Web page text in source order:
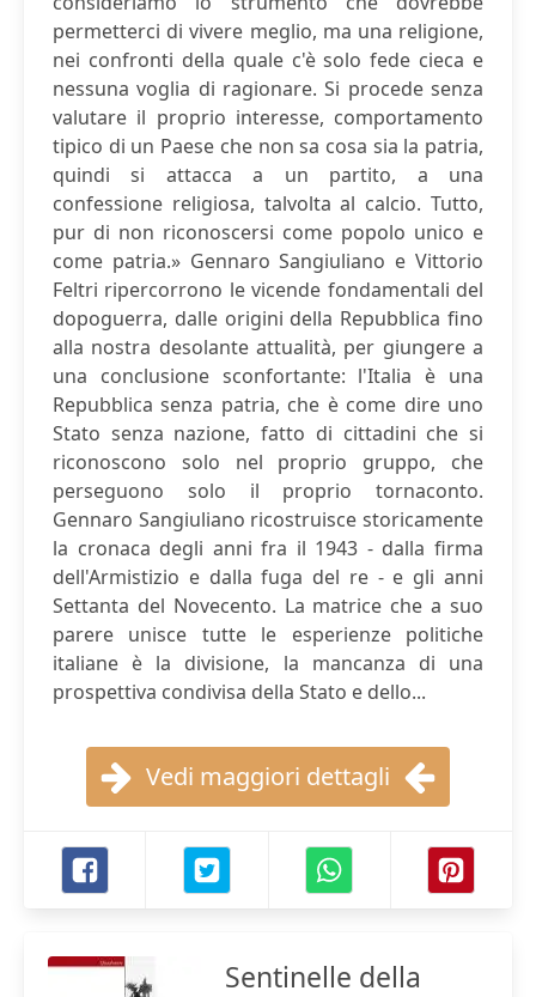
permetterci di vivere meglio, ma una religione,
nei confronti della quale c'è solo fede cieca e
nessuna voglia di ragionare. Si procede senza
valutare il proprio interesse, comportamento
tipico di un Paese che non sa cosa sia la patria,
quindi si attacca a un partito, a una
confessione religiosa, talvolta al calcio. Tutto,
pur di non riconoscersi come popolo unico e
come patria.» Gennaro Sangiuliano e Vittorio
Feltri ripercorrono le vicende fondamentali del
dopoguerra, dalle origini della Repubblica fino
alla nostra desolante attualità, per giungere a
una conclusione sconfortante: l'Italia è una
Repubblica senza patria, che è come dire uno
Stato senza nazione, fatto di cittadini che si
riconoscono solo nel proprio gruppo, che
perseguono solo il proprio tornaconto.
Gennaro Sangiuliano ricostruisce storicamente
la cronaca degli anni fra il 1943 - dalla firma
dell'Armistizio e dalla fuga del re - e gli anni
Settanta del Novecento. La matrice che a suo
parere unisce tutte le esperienze politiche
italiane è la divisione, la mancanza di una
prospettiva condivisa della Stato e dello...
Vedi maggiori dettagli
Sentinelle della